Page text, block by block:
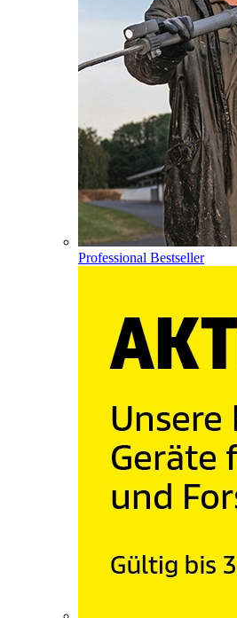
Professional Bestseller